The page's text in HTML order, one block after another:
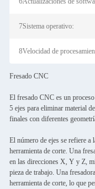
7Sistema operativo:
8Velocidad de
Fresado CNC
El fresado CNC es un
5 ejes para eliminar material
finales con diferentes
El número de ejes se refiere a
herramienta de corte. Una
en las direcciones X, Y y Z,
pieza de trabajo. Una
herramienta de corte, lo que